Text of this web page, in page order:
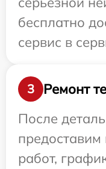
бесплатно
сервис в
3
Ремонт
После
работ,